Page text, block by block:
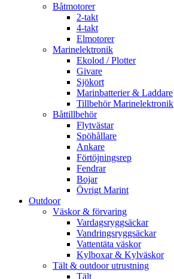
Båtmotorer
2-takt
4-takt
Elmotorer
Marinelektronik
Ekolod / Plotter
Givare
Sjökort
Marinbatterier & Laddare
Tillbehör Marinelektronik
Båttillbehör
Flytvästar
Spöhållare
Ankare
Förtöjningsrep
Fendrar
Bojar
Övrigt Marint
Outdoor
Väskor & förvaring
Vardagsryggsäckar
Vandringsryggsäckar
Vattentäta väskor
Kylboxar & Kylväskor
Tält & outdoor utrustning
Tält